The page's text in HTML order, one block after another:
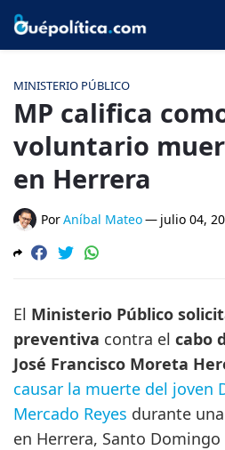
MINISTERIO PÚBLICO
MP califica
voluntario
en Herrera
PorAníbal Mateo— julio 04,
El Ministerio Público
preventiva contra el cabo
José Francisco Moreta
causar la muerte del joven
Mercado Reyes durante
en Herrera, Santo Domingo